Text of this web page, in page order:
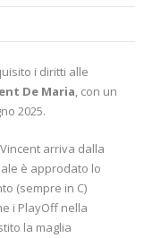
i diritti alle
De Maria, con un
2025.
Vincent arriva dalla
è approdato lo
(sempre in C)
i PlayOff nella
la maglia